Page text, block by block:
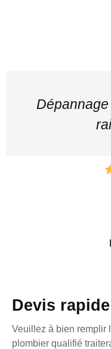
Devis
Veuillez à bien remplir
plombier qualifié